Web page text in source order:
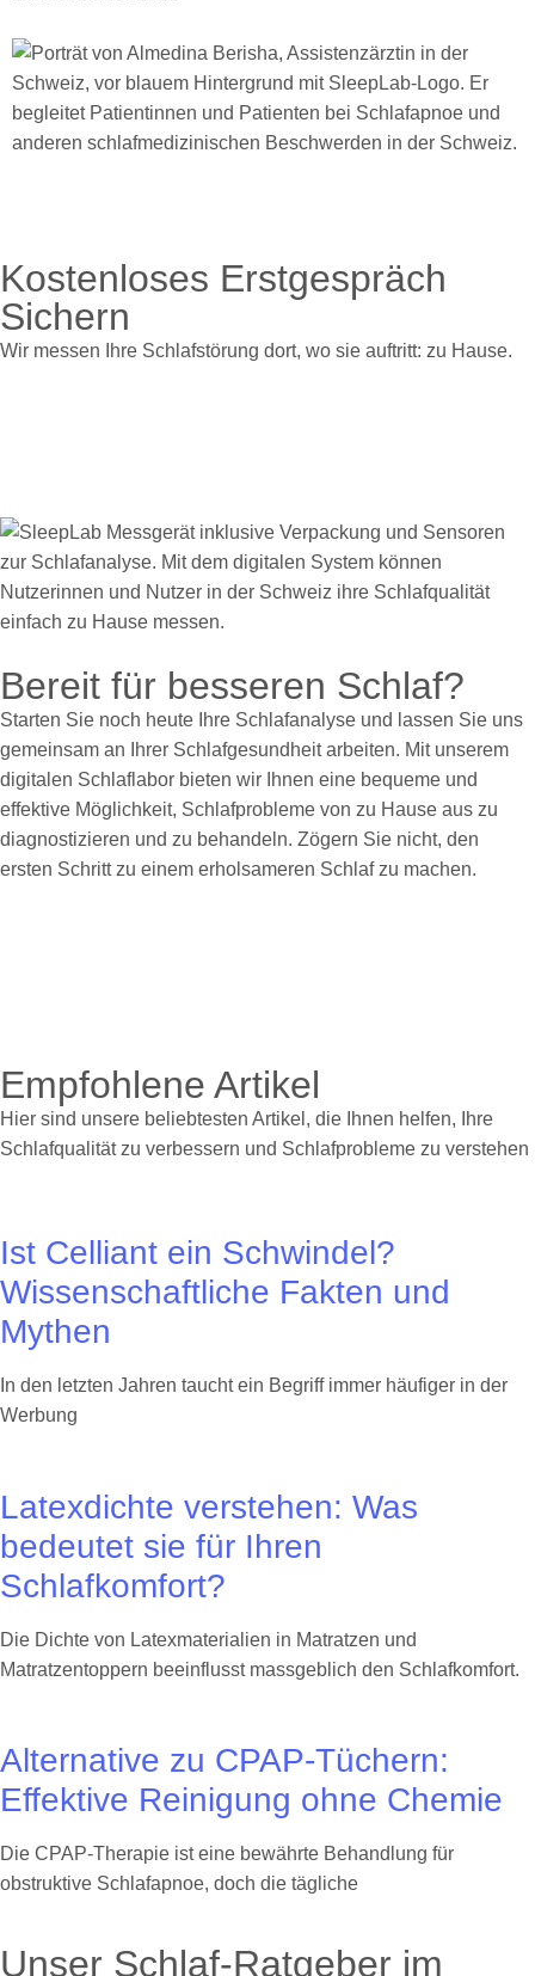
Kostenloses Erstgespräch
Sichern
Wir messen Ihre Schlafstörung dort, wo sie auftritt: zu Hause.
Bereit für besseren Schlaf?
Starten Sie noch heute Ihre Schlafanalyse und lassen Sie uns
gemeinsam an Ihrer Schlafgesundheit arbeiten. Mit unserem
digitalen Schlaflabor bieten wir Ihnen eine bequeme und
effektive Möglichkeit, Schlafprobleme von zu Hause aus zu
diagnostizieren und zu behandeln. Zögern Sie nicht, den
ersten Schritt zu einem erholsameren Schlaf zu machen.
Empfohlene Artikel
Hier sind unsere beliebtesten Artikel, die Ihnen helfen, Ihre
Schlafqualität zu verbessern und Schlafprobleme zu verstehen
Ist Celliant ein Schwindel?
Wissenschaftliche Fakten und
Mythen
In den letzten Jahren taucht ein Begriff immer häufiger in der
Werbung
Latexdichte verstehen: Was
bedeutet sie für Ihren
Schlafkomfort?
Die Dichte von Latexmaterialien in Matratzen und
Matratzentoppern beeinflusst massgeblich den Schlafkomfort.
Alternative zu CPAP-Tüchern:
Effektive Reinigung ohne Chemie
Die CPAP-Therapie ist eine bewährte Behandlung für
obstruktive Schlafapnoe, doch die tägliche
Unser Schlaf-Ratgeber im